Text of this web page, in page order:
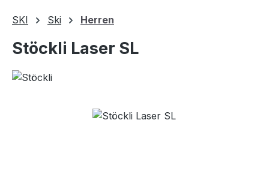
SKI Ski Herren
Stöckli Laser SL
Bildergalerie überspringen